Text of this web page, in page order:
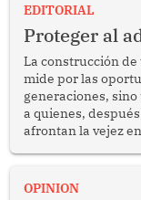
EDITORIAL
Proteger al
La construcción de
mide por las
generaciones,
a quienes,
afrontan la vejez
bimestrales el
OPINION